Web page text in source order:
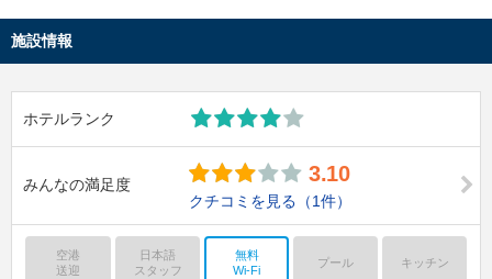
施設情報
ホテルランク
みんなの満足度 3.10
クチコミを見る （1件）
空港
送迎
日本語
スタッフ
無料
Wi-Fi
プール キッチン